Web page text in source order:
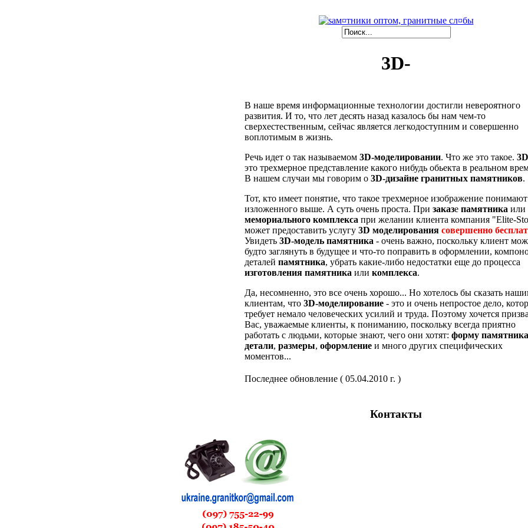
3D-
В наше время информационные технологии достигли невероятного
развития. И то, что лет десять назад казалось бы нам чем-то
сверхестественным, сейчас является легкодоступним и совершенно
воплотимым в жизнь.
Речь идет о так называемом 3D-моделировании. Что же это такое. 3D
это трехмерное представление какого нибудь обьекта в реальном
В нашем случаи мы говорим о 3D-дизайне гранитных памятников.
Тот, кто имеет понятие, что такое трехмерное изображение понимают
изложенного выше. А суть очень проста. При заказе памятника или
мемориального комплекса при желании клиента компания "Elite-
может предоставить услугу 3D моделирования совершенно
Увидеть 3D-модель памятника - очень важно, поскольку клиент
будто заглянуть в будущее и что-то поправить в оформлении,
деталей памятника, убрать какие-либо недостатки еще до процесса
изготовления памятника или комплекса.
Да, несомненно, это все очень хорошо... Но хотелось бы сказать
клиентам, что 3D-моделирование - это и очень непростое дело,
требует немало человеческих усилий и труда. Поэтому хочется
Вас, уважаемые клиенты, к пониманию, поскольку всегда приятно
работать с людьми, которые знают, чего они хотят: форму памятника
детали, размеры, оформление и много других специфических
моментов...
Последнее обновление ( 05.04.2010 г. )
Контакты